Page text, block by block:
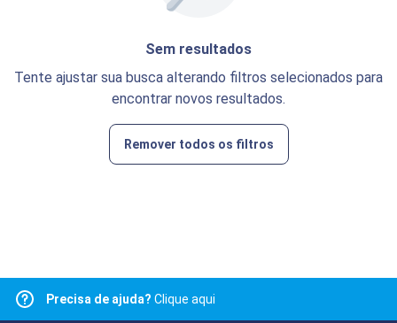
Sem resultados
Tente ajustar sua busca alterando filtros selecionados para
encontrar novos resultados.
Remover todos os filtros
Precisa de ajuda? Clique aqui